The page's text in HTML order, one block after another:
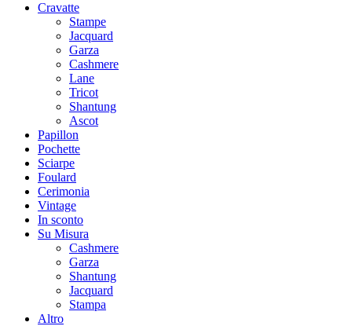
Cravatte
Stampe
Jacquard
Garza
Cashmere
Lane
Tricot
Shantung
Ascot
Papillon
Pochette
Sciarpe
Foulard
Cerimonia
Vintage
In sconto
Su Misura
Cashmere
Garza
Shantung
Jacquard
Stampa
Altro